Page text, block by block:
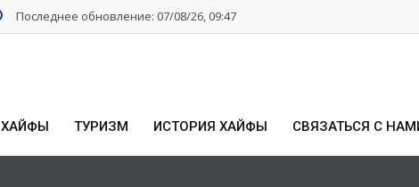
Последнее обновление: 07/08/26, 09:47
ТУРИЗМ ИСТОРИЯ ХАЙФЫ СВЯЗАТЬСЯ С